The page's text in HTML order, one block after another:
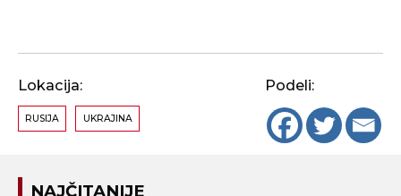
Lokacija:
RUSIJA UKRAJINA
Podeli:
NAJČITANIJE